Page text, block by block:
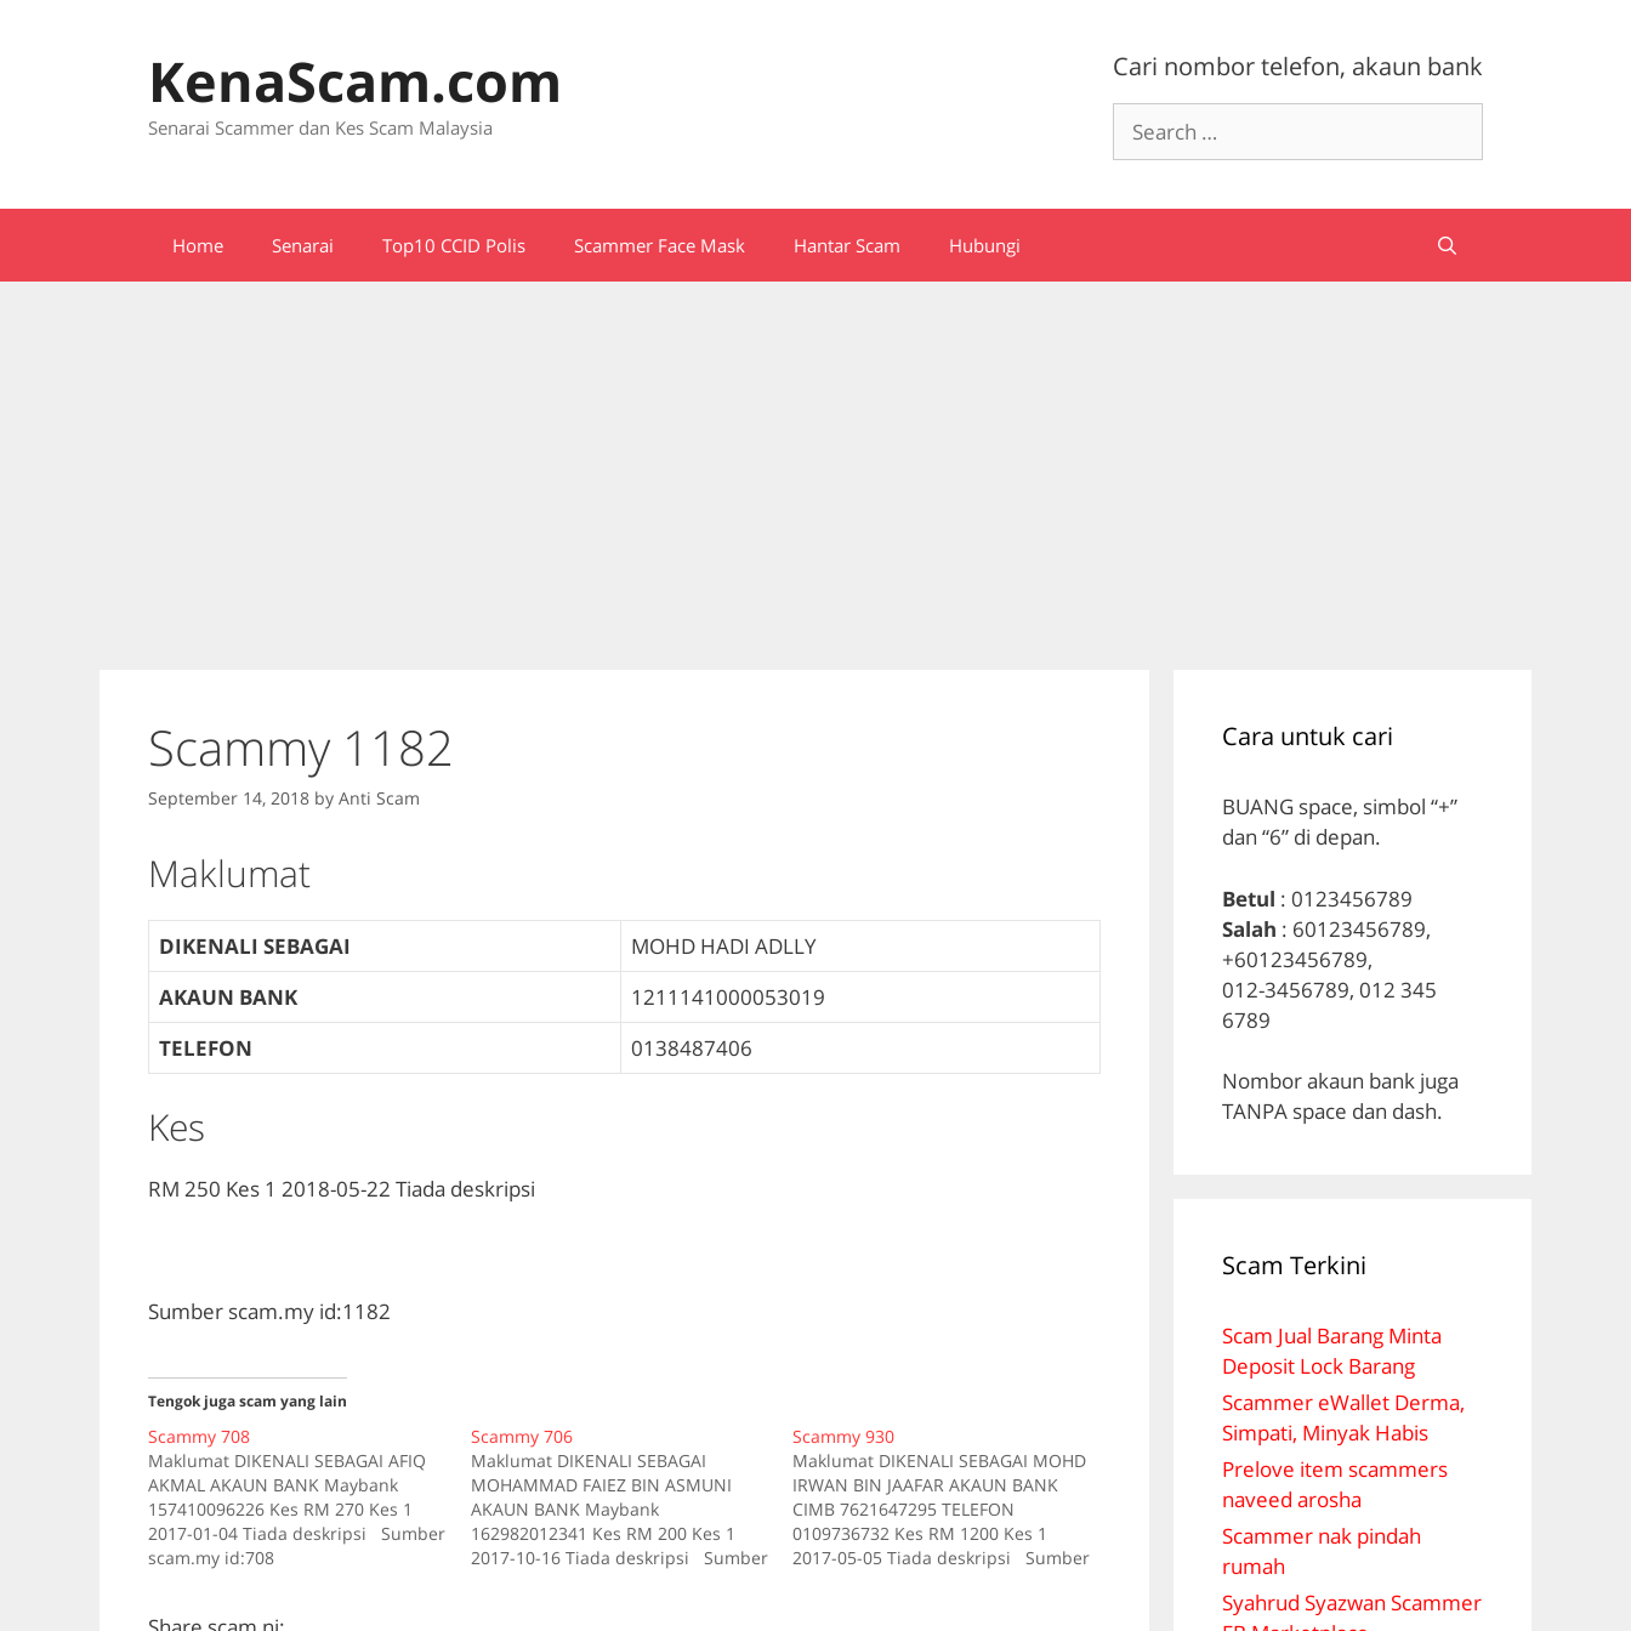
Cari nombor telefon, akaun bank
Search
for:
KenaScam.com
Senarai Scammer dan Kes Scam Malaysia
Home Senarai Top10 CCID Polis Scammer Face Mask Hantar Scam Hubungi
Scammy 1182
September 14, 2018 by Anti Scam
Maklumat
DIKENALI SEBAGAI
MOHD HADI ADLLY
AKAUN BANK
1211141000053019
TELEFON
0138487406
Kes
RM 250 Kes 1 2018-05-22 Tiada deskripsi
Sumber scam.my id:1182
Tengok juga scam yang lain
Scammy 708
Maklumat DIKENALI SEBAGAI AFIQ
AKMAL AKAUN BANK Maybank
157410096226 Kes RM 270 Kes 1
2017-01-04 Tiada deskripsi Sumber
scam.my id:708
Scammy 706
Maklumat DIKENALI SEBAGAI
MOHAMMAD FAIEZ BIN ASMUNI
AKAUN BANK Maybank
162982012341 Kes RM 200 Kes 1
2017-10-16 Tiada deskripsi Sumber
Scammy 930
Maklumat DIKENALI SEBAGAI MOHD
IRWAN BIN JAAFAR AKAUN BANK
CIMB 7621647295 TELEFON
0109736732 Kes RM 1200 Kes 1
2017-05-05 Tiada deskripsi Sumber
Cara untuk cari
BUANG space, simbol “+”
dan “6” di depan.
Betul : 0123456789
Salah : 60123456789,
+60123456789,
012-3456789, 012 345
6789
Nombor akaun bank juga
TANPA space dan dash.
Scam Terkini
Scam Jual Barang Minta
Deposit Lock Barang
Scammer eWallet Derma,
Simpati, Minyak Habis
Prelove item scammers
naveed arosha
Scammer nak pindah
rumah
Syahrud Syazwan Scammer